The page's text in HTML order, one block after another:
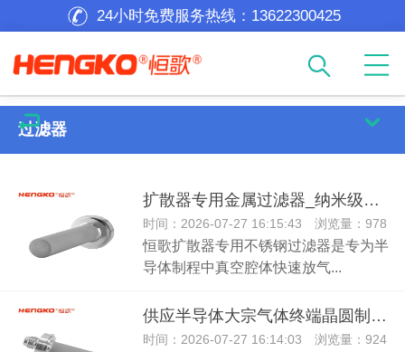
24小时免费服务热线： 13622300425
过滤器
扩散器专用金属过滤器_纳米级气体过滤器生产厂家
时间：2026-07-27 16:15:43 浏览量：978
恒歌扩散器专用不锈钢过滤器是专为半
导体制程中真空腔体快速放气...
供应半导体大宗气体终端晶圆制程工艺气体全金属气体过滤器
时间：2026-07-27 16:14:03 浏览量：924